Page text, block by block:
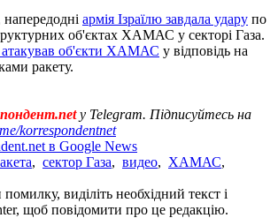
армія Ізраїлю завдала удару по
об'єктах ХАМАС у секторі Газа.
атакував об'єкти ХАМАС у відповідь на
ракету.
у Telegram. Підписуйтесь на
korrespondentnet
в Google News
, сектор Газа, видео, ХАМАС,
виділіть необхідний текст і
щоб повідомити про це редакцію.